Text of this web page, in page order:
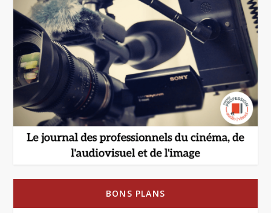
BONS PLANS